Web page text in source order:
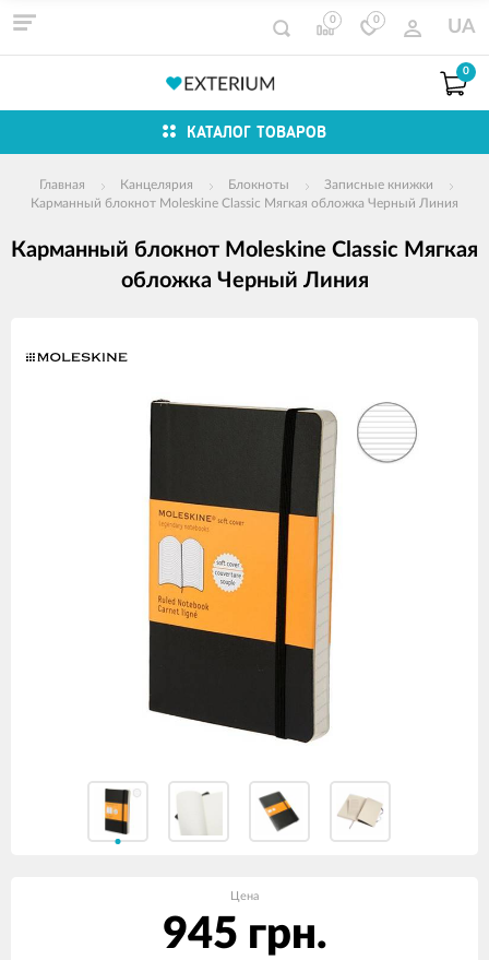
0 0 UA
0
КАТАЛОГ ТОВАРОВ
Главная Канцелярия Блокноты
Записные книжки
Карманный блокнот Moleskine Classic Мягкая обложка Черный Линия
Карманный блокнот Moleskine Classic Мягкая
обложка Черный Линия
товаров
Цена
945 грн.